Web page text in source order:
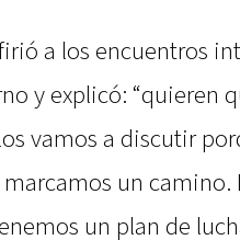
a los encuentros
y explicó: “quieren
vamos a discutir
un camino.
un plan de